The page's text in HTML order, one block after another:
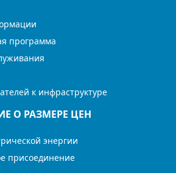
программа
к инфраструктуре
О РАЗМЕРЕ ЦЕН
энергии
присоединение